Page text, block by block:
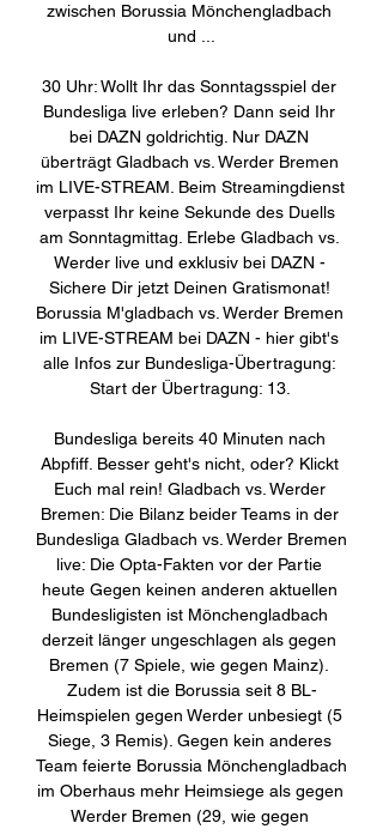
zwischen Borussia Mönchengladbach
und ...
30 Uhr: Wollt Ihr das Sonntagsspiel der
Bundesliga live erleben? Dann seid Ihr
bei DAZN goldrichtig. Nur DAZN
überträgt Gladbach vs. Werder Bremen
im LIVE-STREAM. Beim Streamingdienst
verpasst Ihr keine Sekunde des Duells
am Sonntagmittag. Erlebe Gladbach vs.
Werder live und exklusiv bei DAZN -
Sichere Dir jetzt Deinen Gratismonat!
Borussia M'gladbach vs. Werder Bremen
im LIVE-STREAM bei DAZN - hier gibt's
alle Infos zur Bundesliga-Übertragung:
Start der Übertragung: 13.
Bundesliga bereits 40 Minuten nach
Abpfiff. Besser geht's nicht, oder? Klickt
Euch mal rein! Gladbach vs. Werder
Bremen: Die Bilanz beider Teams in der
Bundesliga Gladbach vs. Werder Bremen
live: Die Opta-Fakten vor der Partie
heute Gegen keinen anderen aktuellen
Bundesligisten ist Mönchengladbach
derzeit länger ungeschlagen als gegen
Bremen (7 Spiele, wie gegen Mainz).
Zudem ist die Borussia seit 8 BL-
Heimspielen gegen Werder unbesiegt (5
Siege, 3 Remis). Gegen kein anderes
Team feierte Borussia Mönchengladbach
im Oberhaus mehr Heimsiege als gegen
Werder Bremen (29, wie gegen